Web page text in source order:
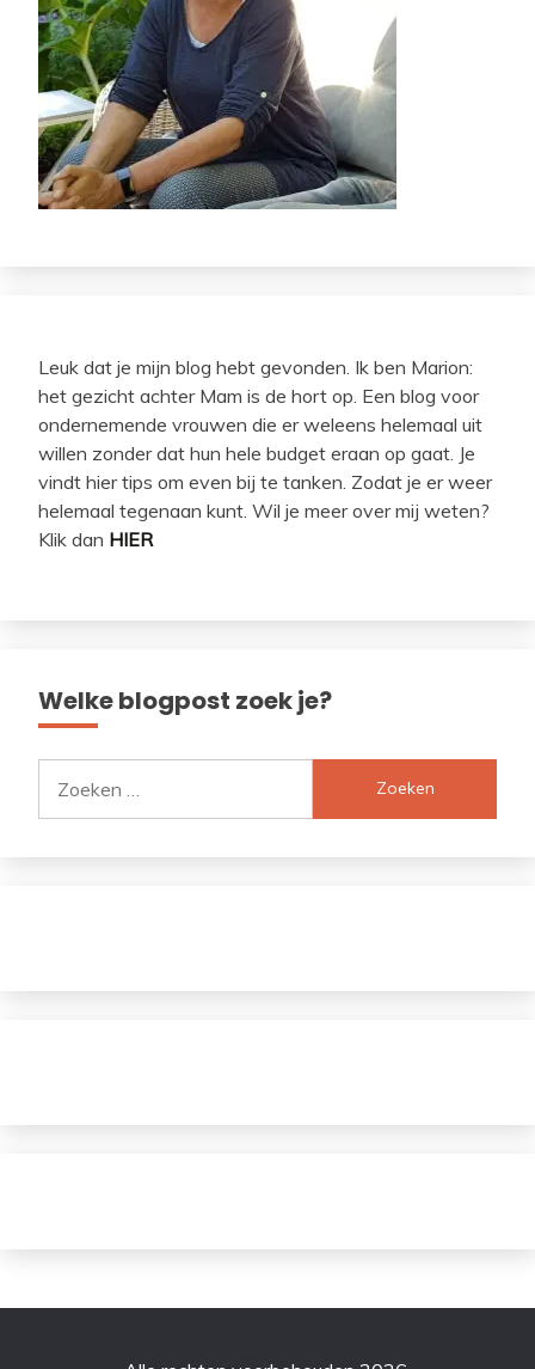
Leuk dat je mijn blog hebt gevonden. Ik ben Marion:
het gezicht achter Mam is de hort op. Een blog voor
ondernemende vrouwen die er weleens helemaal uit
willen zonder dat hun hele budget eraan op gaat. Je
vindt hier tips om even bij te tanken. Zodat je er weer
helemaal tegenaan kunt. Wil je meer over mij weten?
Klik dan HIER
Welke blogpost zoek je?
naar: